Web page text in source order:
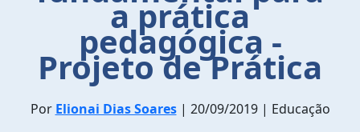
a prática
pedagógica -
Projeto de Prática
Por Elionai Dias Soares| 20/09/2019 | Educação